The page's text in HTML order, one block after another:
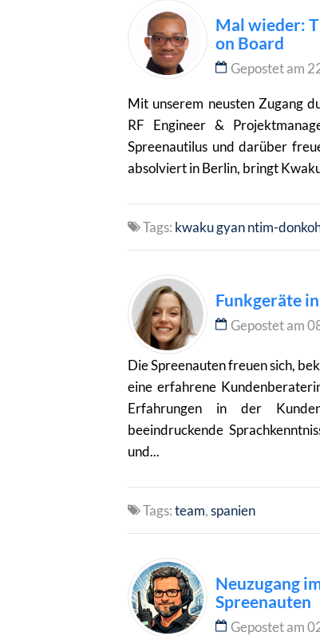
Mal wieder:
on Board
Gepostet am
Mit unserem neusten Zugang
RF Engineer &
Spreenautilus und darüber
absolviert in Berlin, bringt
Tags: kwaku gyan ntim-
Funkgeräte
Gepostet am
Die Spreenauten freuen sich,
eine erfahrene
Erfahrungen in der
beeindruckende
und...
Tags:team spanien
Neuzugang
Spreenauten
Gepostet am